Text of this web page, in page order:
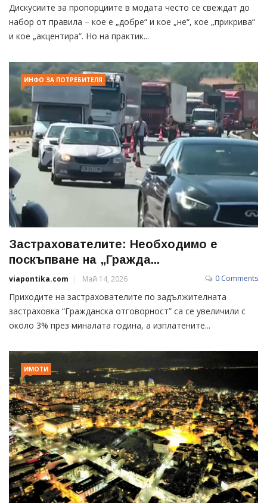
Дискусиите за пропорциите в модата често се свеждат до
набор от правила – кое е „добре“ и кое „не“, кое „прикрива“
и кое „акцентира“. Но на практик...
ИНФО ЗА ПОТРЕБИТЕЛЯ
Застрахователите: Необходимо е
поскъпване на „Гражда...
viapontika.com Май 14, 2026 0 Comments
Приходите на застрахователите по задължителната
застраховка “Гражданска отговорност” са се увеличили с
около 3% през миналата година, а изплатените...
ИМОТИ